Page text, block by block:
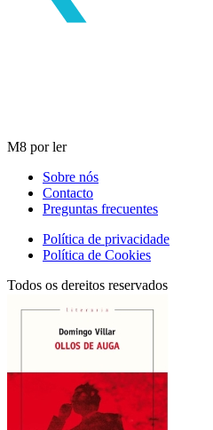
M8 por ler
Sobre nós
Contacto
Preguntas frecuentes
Política de privacidade
Política de Cookies
Todos os dereitos reservados